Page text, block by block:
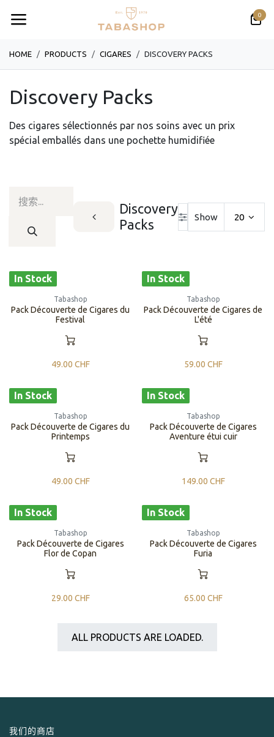
0
HOME PRODUCTS CIGARES DISCOVERY PACKS
Discovery Packs
Des cigares sélectionnés par nos soins avec un prix
spécial emballés dans une pochette humidifiée
Discovery
Packs
Show 20
In Stock
Tabashop
Pack Découverte de Cigares du
Festival
49.00 CHF
In Stock
Tabashop
Pack Découverte de Cigares de
L'été
59.00 CHF
In Stock
Tabashop
Pack Découverte de Cigares du
Printemps
49.00 CHF
In Stock
Tabashop
Pack Découverte de Cigares
Aventure étui cuir
149.00 CHF
In Stock
Tabashop
Pack Découverte de Cigares
Flor de Copan
29.00 CHF
In Stock
Tabashop
Pack Découverte de Cigares
Furia
65.00 CHF
ALL PRODUCTS ARE LOADED.
我们的商店